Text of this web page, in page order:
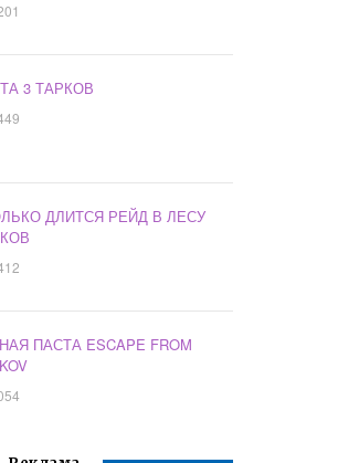
3 ТАРКОВ
ДЛИТСЯ РЕЙД В ЛЕСУ
ПАСТА ESCAPE FROM